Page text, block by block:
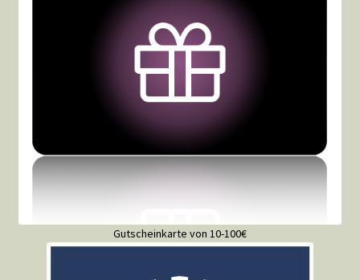
Gutscheinkarte von 10-100€